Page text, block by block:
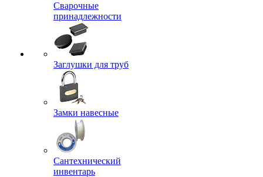
Сварочные
принадлежности
Заглушки для труб
Замки навесные
Сантехнический
инвентарь